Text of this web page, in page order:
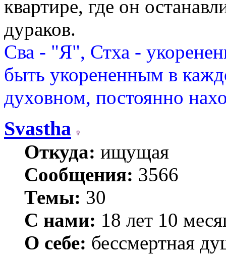
квартире, где он
дураков.
Сва - "Я", Стха -
быть укорененным в
духовном, постоянно
Svastha
Откуда: ищущая
Сообщения: 3566
Темы: 30
С нами: 18 лет 10
О себе: бессмертная